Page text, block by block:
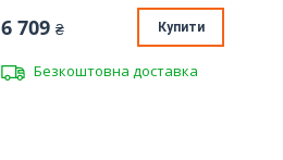
6 709 ₴ Купити
Безкоштовна доставка